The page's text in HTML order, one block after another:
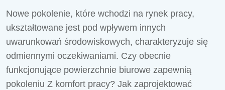
Nowe pokolenie, które wchodzi na rynek pracy,
ukształtowane jest pod wpływem innych
uwarunkowań środowiskowych, charakteryzuje się
odmiennymi oczekiwaniami. Czy obecnie
funkcjonujące powierzchnie biurowe zapewnią
pokoleniu Z komfort pracy? Jak zaprojektować